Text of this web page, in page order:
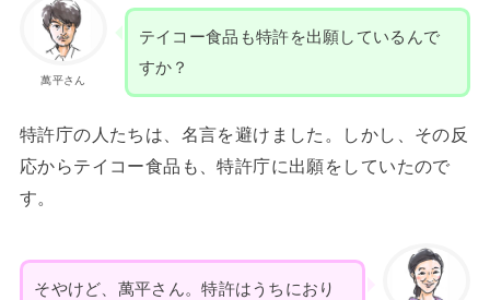
萬平さん
テイコー食品も特許を出願しているんで
すか？
特許庁の人たちは、名言を避けました。しかし、その反
応からテイコー食品も、特許庁に出願をしていたので
す。
そやけど、萬平さん。特許はうちにおり